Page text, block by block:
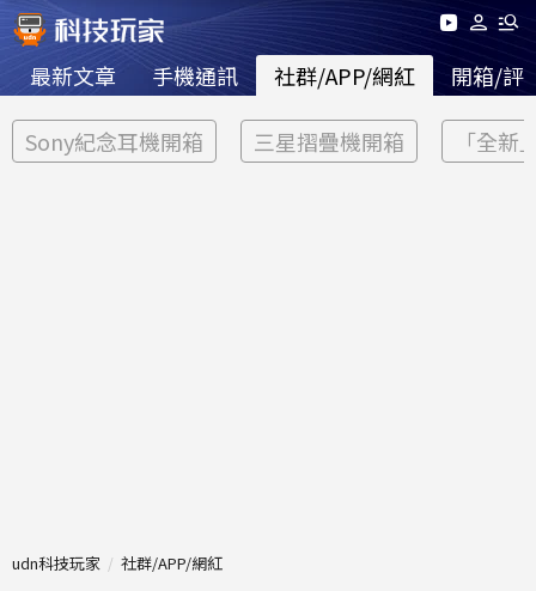
最新文章 手機通訊 社群/APP/網紅 開箱/評
Sony紀念耳機開箱 三星摺疊機開箱 「全新
udn科技玩家 社群/APP/網紅